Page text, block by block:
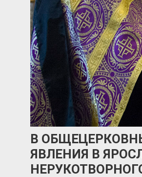
В
ЯВЛЕНИЯ В